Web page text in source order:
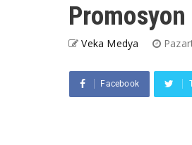
Veka Medya
Facebook